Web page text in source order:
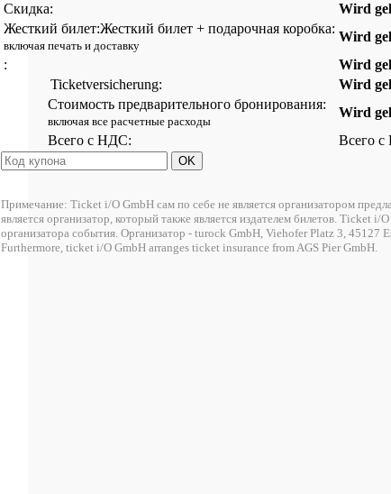
Скидка:
Wird
Жесткий билет:Жесткий билет + подарочная коробка:
включая печать и доставку
Wird
:
Wird
Ticketversicherung:
Wird
Стоимость предварительного бронирования:
включая все расчетные расходы
Wird
Всего с НДС:
Всего
Примечание: Ticket i/O GmbH сам по себе не является организатором
является организатор, который также является издателем билетов. Ticket
организатора события. Организатор - turock GmbH, Viehofer Platz 3, 45127
Furthermore, ticket i/O GmbH arranges ticket insurance from AGS Pier GmbH.